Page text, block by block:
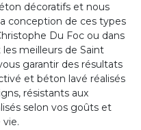
décoratifs et nous
conception de ces types
Du Foc ou dans
meilleurs de Saint
garantir des résultats
et béton lavé réalisés
résistants aux
selon vos goûts et